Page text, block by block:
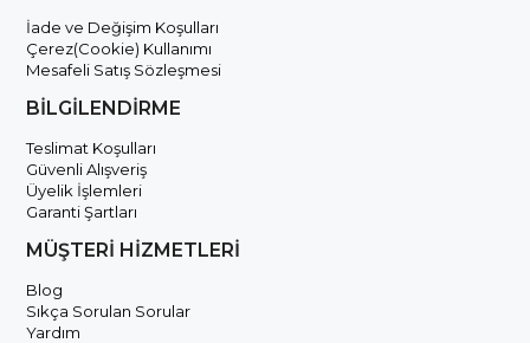
İade ve Değişim Koşulları
Çerez(Cookie) Kullanımı
Mesafeli Satış Sözleşmesi
BİLGİLENDİRME
Teslimat Koşulları
Güvenli Alışveriş
Üyelik İşlemleri
Garanti Şartları
MÜŞTERİ HİZMETLERİ
Blog
Sıkça Sorulan Sorular
Yardım